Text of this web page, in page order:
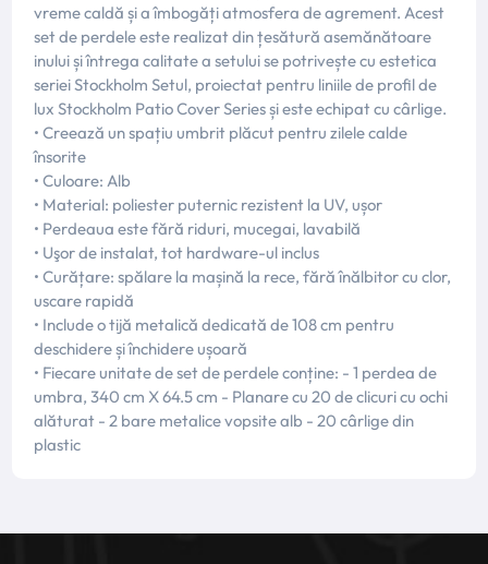
vreme caldă și a îmbogăți atmosfera de agrement. Acest
set de perdele este realizat din țesătură asemănătoare
inului și întrega calitate a setului se potrivește cu estetica
seriei Stockholm Setul, proiectat pentru liniile de profil de
lux Stockholm Patio Cover Series și este echipat cu cârlige.
• Creează un spațiu umbrit plăcut pentru zilele calde
însorite
• Culoare: Alb
• Material: poliester puternic rezistent la UV, ușor
• Perdeaua este fără riduri, mucegai, lavabilă
• Uşor de instalat, tot hardware-ul inclus
• Curățare: spălare la mașină la rece, fără înălbitor cu clor,
uscare rapidă
• Include o tijă metalică dedicată de 108 cm pentru
deschidere și închidere ușoară
• Fiecare unitate de set de perdele conține: - 1 perdea de
umbra, 340 cm X 64.5 cm - Planare cu 20 de clicuri cu ochi
alăturat - 2 bare metalice vopsite alb - 20 cârlige din
plastic